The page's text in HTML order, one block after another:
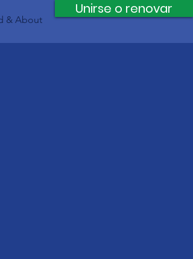
Unirse o renovar
& About